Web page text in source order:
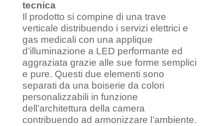
tecnica
Il prodotto si compine di una trave
verticale distribuendo i servizi elettrici e
gas medicali con una applique
d’illuminazione a LED performante ed
aggraziata grazie alle sue forme semplici
e pure. Questi due elementi sono
separati da una boiserie da colori
personalizzabili in funzione
dell’architettura della camera
contribuendo ad armonizzare l’ambiente.